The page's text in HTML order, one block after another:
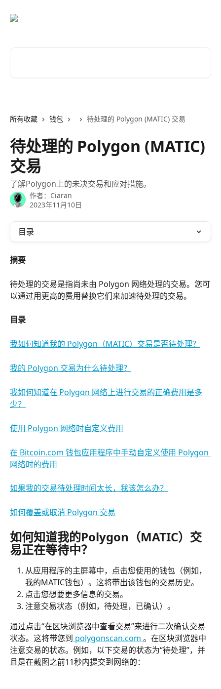
所有收藏 钱包 待处理的 Polygon (MATIC) 交易
待处理的 Polygon (MATIC)
交易
了解Polygon上的未决交易和应对措施。
作者： Ciaran
2023年11月10日
目录
摘要
待处理的交易是指尚未由 Polygon 网络处理的交易。您可
以通过用更高的费用替换它们来加速待处理的交易。
目录
我如何知道我的 Polygon（MATIC）交易是否待处理？
我的 Polygon 交易为什么待处理？
我如何知道在 Polygon 网络上进行交易的正确费用是多
少？
使用 Polygon 网络时自定义费用
在 Bitcoin.com 钱包应用程序中手动自定义使用 Polygon
网络时的费用
如果我的交易待处理时间太长，我该怎么办？
如何覆盖或取消 Polygon 交易
如何知道我的Polygon（MATIC）交
易正在等待中？
从应用程序的主屏幕中，点击您使用的钱包（例如，
我的MATIC钱包）。这将带出该钱包的交易历史。
点击您想要更多信息的交易。
注意交易状态（例如，待处理，已确认）。
通过点击“在区块浏览器中查看交易”来进行二次确认交易
状态。这将带您到 polygonscan.com 。在区块浏览器中
注意交易的状态。例如，以下交易的状态为“待处理”，并
且是在截图之前11秒内提交到网络的：